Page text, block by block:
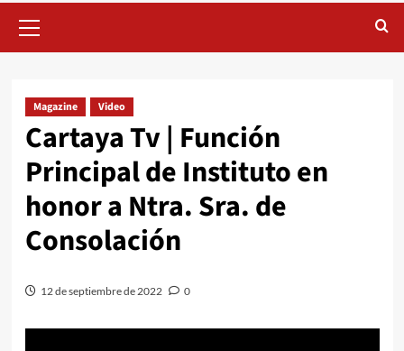
Magazine Video
Cartaya Tv | Función
Principal de Instituto en
honor a Ntra. Sra. de
Consolación
12 de septiembre de 2022 0